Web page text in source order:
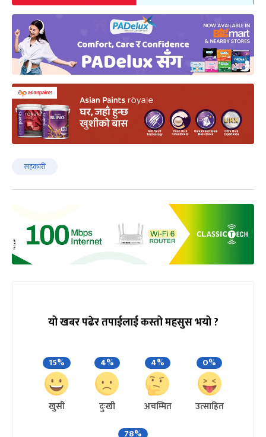
सहकारी
यो खबर पढेर तपाईलाई कस्तो महसुस भयो ?
15%
खुसी
4%
दुःखी
4%
अचम्मित
0%
उत्साहित
78%